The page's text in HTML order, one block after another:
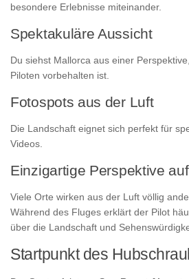
besondere Erlebnisse miteinander.
Spektakuläre Aussicht
Du siehst Mallorca aus einer
Piloten vorbehalten ist.
Fotospots aus der Luft
Die Landschaft eignet sich perfekt für
Videos.
Einzigartige Perspektive
Viele Orte wirken aus der Luft völlig
Während des Fluges erklärt der Pilot
über die Landschaft und
Startpunkt des